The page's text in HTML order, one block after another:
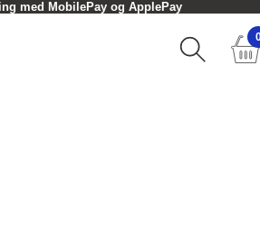
med MobilePay og ApplePay